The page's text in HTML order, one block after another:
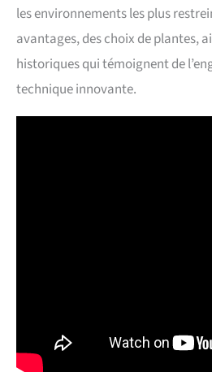
les environnements les plus
avantages, des choix de plantes,
historiques qui témoignent de
technique innovante.